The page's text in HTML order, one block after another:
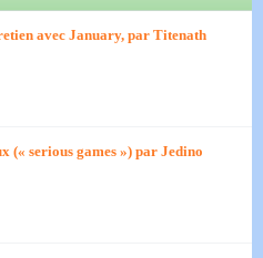
avec January, par Titenath
(« serious games ») par Jedino